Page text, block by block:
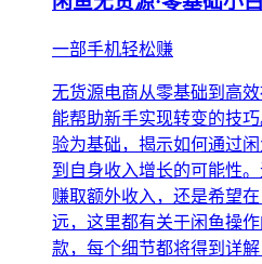
一部手机轻松赚
无货源电商从零基础到高
能帮助新手实现转变的技
验为基础，揭示如何通过
到自身收入增长的可能性
赚取额外收入，还是希望
远，这里都有关于闲鱼操
款，每个细节都将得到详